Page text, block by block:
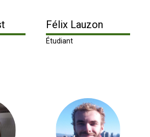
Félix Lauzon
Étudiant